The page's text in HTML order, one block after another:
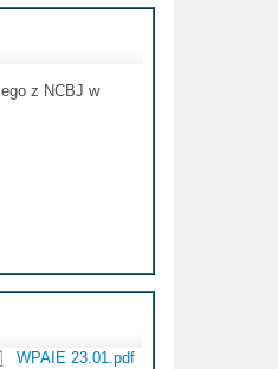
z NCBJ w
WPAIE 23.01.pdf